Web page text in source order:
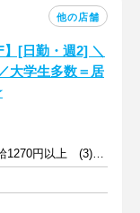
他の店舗
】[日勤・週2] ＼
大学生多数＝居
(1)時給1350円以上 (2)時給1270円以上 (3)時給1350円以上